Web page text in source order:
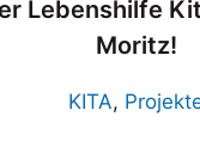
Lebenshilfe
Moritz!
KITA,